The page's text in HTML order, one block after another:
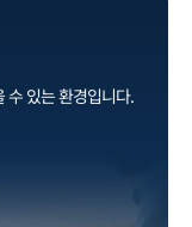
수 있는 환경입니다.